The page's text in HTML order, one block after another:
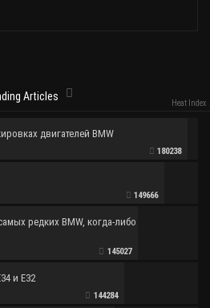
Articles
Heat Index
двигателей BMW
180238
149666
редких BMW, когда-либо
145027
и E32
144284